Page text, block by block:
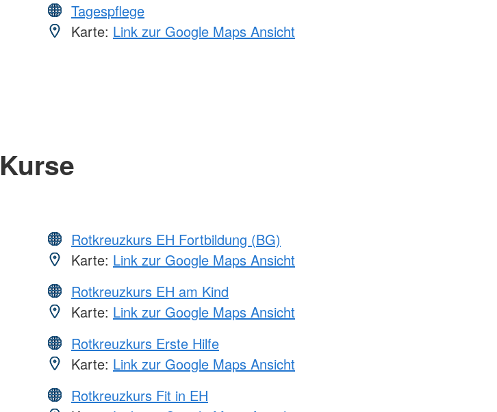
Tagespflege
Karte: Link zur Google Maps Ansicht
Kurse
Rotkreuzkurs EH Fortbildung (BG)
Karte: Link zur Google Maps Ansicht
Rotkreuzkurs EH am Kind
Karte: Link zur Google Maps Ansicht
Rotkreuzkurs Erste Hilfe
Karte: Link zur Google Maps Ansicht
Rotkreuzkurs Fit in EH